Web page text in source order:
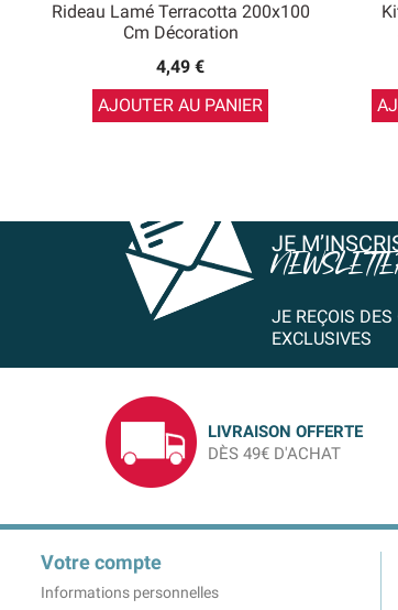
Rideau Lamé Terracotta 200x100
Cm Décoration
4,49 €
AJOUTER AU PANIER
JE
JE REÇOIS DES
EXCLUSIVES
LIVRAISON OFFERTE
DÈS 49€ D'ACHAT
Votre compte
Informations personnelles